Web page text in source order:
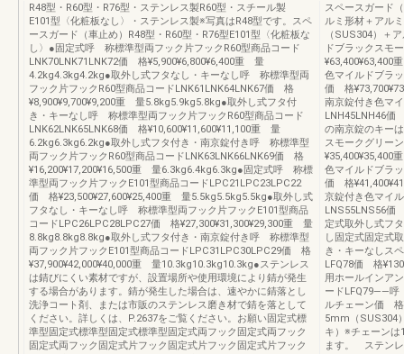
R48型・R60型・R76型・ステンレス製R60型・スチール製
E101型〈化粧板なし〉・ステンレス製※写真はR48型です。スペ
ースガード（車止め）R48型・R60型・R76型E101型〈化粧板な
し〉●固定式呼 称標準型両フック片フックR60型商品コード
LNK70LNK71LNK72価 格¥5,900¥6,800¥6,400重 量
4.2kg4.3kg4.2kg●取外し式フタなし・キーなし呼 称標準型両
フック片フックR60型商品コードLNK61LNK64LNK67価 格
¥8,900¥9,700¥9,200重 量5.8kg5.9kg5.8kg●取外し式フタ付
き・キーなし呼 称標準型両フック片フックR60型商品コード
LNK62LNK65LNK68価 格¥10,600¥11,600¥11,100重 量
6.2kg6.3kg6.2kg●取外し式フタ付き・南京錠付き呼 称標準型
両フック片フックR60型商品コードLNK63LNK66LNK69価 格
¥16,200¥17,200¥16,500重 量6.3kg6.4kg6.3kg●固定式呼 称標
準型両フック片フックE101型商品コードLPC21LPC23LPC22
価 格¥23,500¥27,600¥25,400重 量5.5kg5.5kg5.5kg●取外し式
フタなし・キーなし呼 称標準型両フック片フックE101型商品
コードLPC26LPC28LPC27価 格¥27,300¥31,300¥29,300重 量
8.8kg8.8kg8.8kg●取外し式フタ付き・南京錠付き呼 称標準型
両フック片フックE101型商品コードLPC31LPC30LPC29価 格
¥37,900¥42,000¥40,000重 量10.3kg10.3kg10.3kg●ステンレス
は錆びにくい素材ですが、設置場所や使用環境により錆が発生
する場合があります。錆が発生した場合は、速やかに錆落とし
洗浄コート剤、または市販のステンレス磨き材で錆を落として
ください。詳しくは、P.2637をご覧ください。お願い固定式標
準型固定式標準型固定式標準型固定式両フック固定式両フック
固定式両フック固定式片フック固定式片フック固定式片フック
スペースガード
ルミ形材＋アル
（SUS304）＋
ドブラックスモ
¥63,400¥63,400
色マイルドブラ
価 格
南京錠付き色マ
LNH45LNH46価
の南京錠のキー
スモークグリー
¥35,400¥35,400
色マイルドブラ
価 格
京錠付き色マイ
LNS55LNS56価
定式取外し式フ
し固定式固定式
き・キーなしス
LFQ78価 格
用ホールインア
ードLFQ79――呼
ルチェーン価 格
5mm（SUS304
キ）※チェーン
ます。 ステン